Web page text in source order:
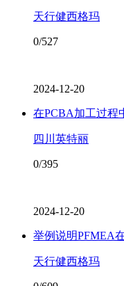
天行健西格玛
0/527
2024-12-20
在PCBA加工过程
四川英特丽
0/395
2024-12-20
举例说明PFMEA
天行健西格玛